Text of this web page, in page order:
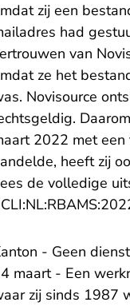
zij een
had
van
ze het
Novisource
2022 met
heeft zij
de volledige
- Geen
maart - Een
zij sinds 1987